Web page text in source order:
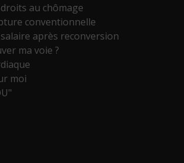
au chômage
conventionnelle
après reconversion
ma voie ?
moi